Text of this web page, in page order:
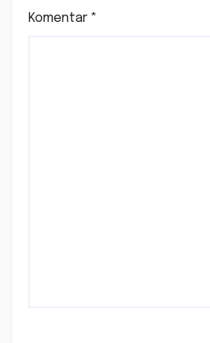
Komentar *